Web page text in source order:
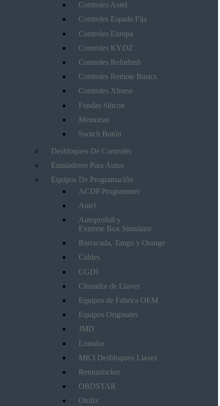
Controles Autel
Controles Espada Fija
Controles Europa
Controles KYDZ
Controles Refurbish
Controles Remote Basics
Controles Xhorse
Fundas Silicon
Memorias
Switch Botón
Desbloqueo De Controles
Emuladores Para Autos
Equipos De Programación
ACDP Programmer
Autel
Autoprofull y
Extreme Box Simulator
Barracuda, Tango y Orange
Cables
CGDI
Clonador de Llaves
Equipos de Fabrica OEM
Equipos Originales
JMD
Lonsdor
MK3 Desbloqueo Llaves
Remunlocker
OBDSTAR
Otofix